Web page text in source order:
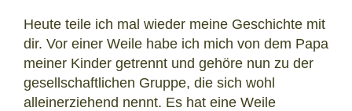
Heute teile ich mal wieder meine Geschichte mit
dir. Vor einer Weile habe ich mich von dem Papa
meiner Kinder getrennt und gehöre nun zu der
gesellschaftlichen Gruppe, die sich wohl
alleinerziehend nennt. Es hat eine Weile